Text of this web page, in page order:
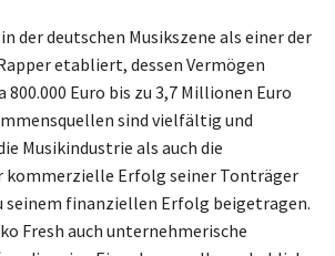
der deutschen Musikszene als einer der
etabliert, dessen Vermögen
Euro bis zu 3,7 Millionen Euro
sind vielfältig und
Musikindustrie als auch die
kommerzielle Erfolg seiner Tonträger
seinem finanziellen Erfolg beigetragen.
Fresh auch unternehmerische